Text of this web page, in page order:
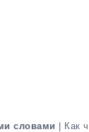
словами | Как